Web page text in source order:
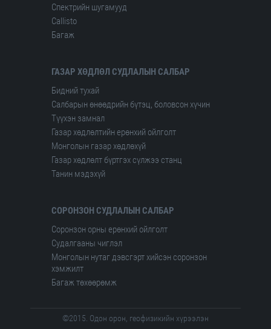
Спектрийн шугамууд
Сallisto
Багаж
ГАЗАР ХӨДЛӨЛ СУДЛАЛЫН САЛБАР
Бидний тухай
Салбарын өнөөдрийн бүтэц, боловсон хүчин
Түүхэн замнал
Газар хөдлөлтийн ерөнхий ойлголт
Монголын газар хөдлөхүй
Газар хөдлөлт бүртгэх сүлжээ станц
Танин мэдэхүй
СОРОНЗОН СУДЛАЛЫН САЛБАР
Соронзон орны ерөнхий ойлголт
Судалгааны чиглэл
Монголын нутаг дэвсгэрт хийсэн соронзон
хэмжилт
Багаж төхөөрөмж
©2015. Одон орон, геофизикийн хүрээлэн